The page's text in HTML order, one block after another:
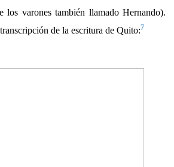
los varones también llamado Hernando).
de la escritura de Quito:7